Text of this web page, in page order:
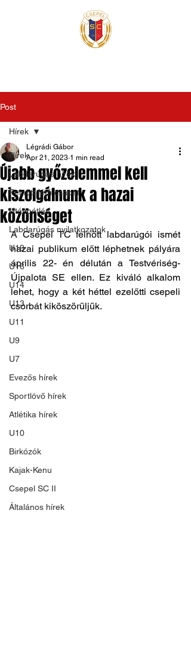
Post
Hírek
Labdarúgás hírek
Felnőtt férfi csapat
Utánpótlás
Labdarúgás nyilatkozatok
U19
U16
U14
U13
U11
U9
U7
Evezős hírek
Sportlövő hírek
Atlétika hírek
U10
Birkózók
Kajak-Kenu
Csepel SC II
Általános hírek
Hírek
Újabb győzelemmel kell
kiszolgálnunk a hazai
közönséget
Légrádi Gábor
Apr 21, 2023 1 min read
A Csepel TC felnőtt labdarúgói ismét
hazai publikum előtt léphetnek pályára
április 22- én délután a Testvériség-
Újpalota SE ellen. Ez kiváló alkalom
lehet, hogy a két héttel ezelőtti csepeli
csorbát kiköszörüljük.